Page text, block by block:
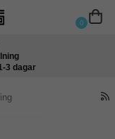
0
3 dagar